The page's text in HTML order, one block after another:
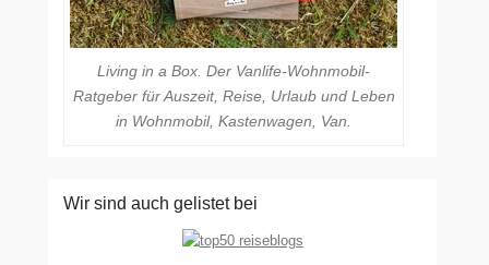
Living in a Box. Der Vanlife-Wohnmobil-
Ratgeber für Auszeit, Reise, Urlaub und Leben
in Wohnmobil, Kastenwagen, Van.
Wir sind auch gelistet bei